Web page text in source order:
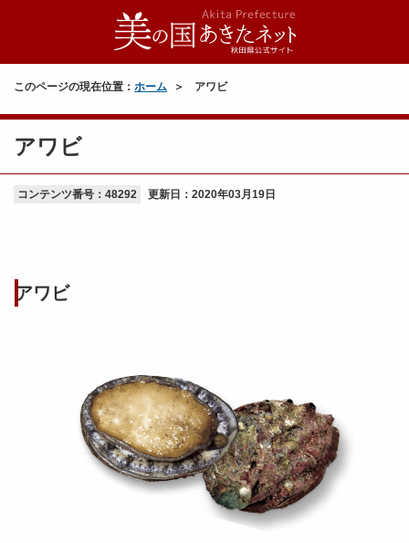
このページの現在位置： ホーム アワビ
アワビ
コンテンツ番号：48292 更新日： 2020年03月19日
アワビ